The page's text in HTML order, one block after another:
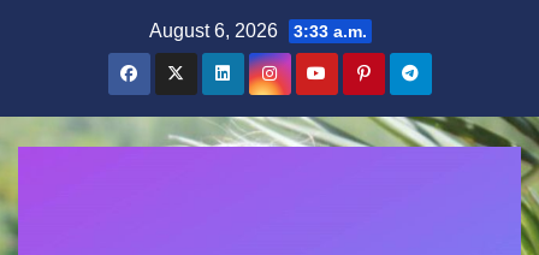
August 6, 2026 3:33 a.m.